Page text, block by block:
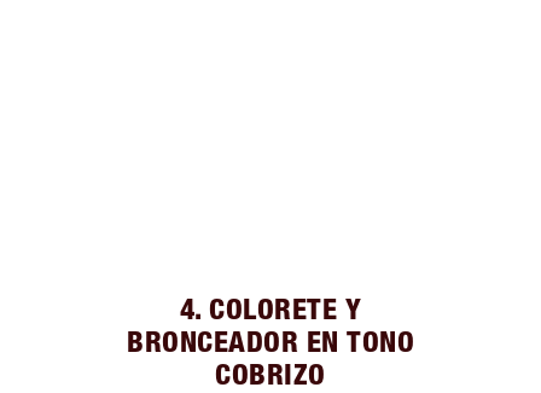
4. COLORETE Y
BRONCEADOR EN TONO
COBRIZO